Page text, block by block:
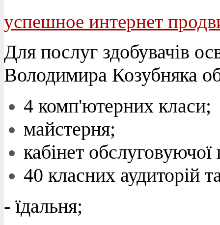
успешное интернет
Для послуг здобувачів
Володимира Козубняка
4 комп'ютерних класи;
майстерня;
кабінет обслуговуючої
40 класних аудиторій
- їдальня;